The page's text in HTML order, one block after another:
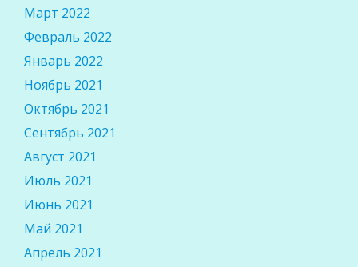
Март 2022
Февраль 2022
Январь 2022
Ноябрь 2021
Октябрь 2021
Сентябрь 2021
Август 2021
Июль 2021
Июнь 2021
Май 2021
Апрель 2021